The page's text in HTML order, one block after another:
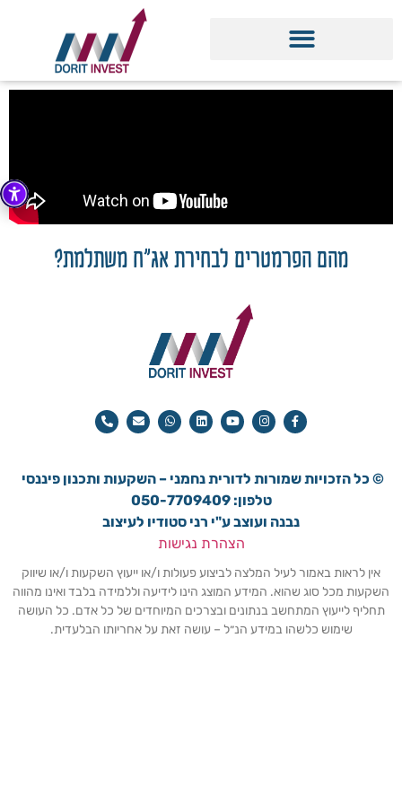
מהם הפרמטרים לבחירת אג"ח משתלמת?
© כל הזכויות שמורות לדורית נחמני – השקעות ותכנון פיננסי
טלפון: 050-7709409
נבנה ועוצב ע"י רני סטודיו לעיצוב
הצהרת נגישות
אין לראות באמור לעיל המלצה לביצוע פעולות ו/או ייעוץ השקעות ו/או שיווק
השקעות מכל סוג שהוא. המידע המוצג הינו לידיעה וללמידה בלבד ואינו מהווה
תחליף לייעוץ המתחשב בנתונים ובצרכים המיוחדים של כל אדם. כל העושה
שימוש כלשהו במידע הנ״ל – עושה זאת על אחריותו הבלעדית.